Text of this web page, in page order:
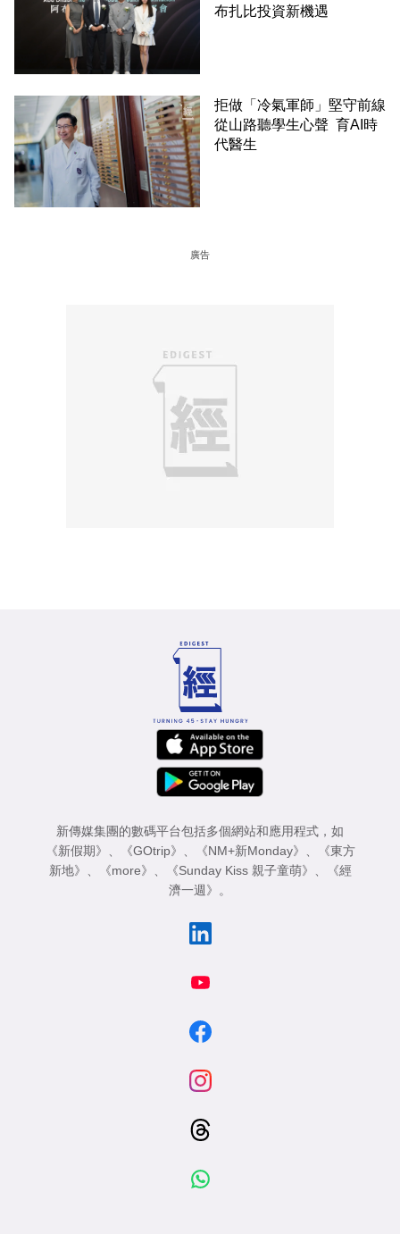
布扎比投資新機遇
拒做「冷氣軍師」堅守前線
從山路聽學生心聲 育AI時
代醫生
廣告
新傳媒集團的數碼平台包括多個網站和應用程式，如
《新假期》
《GOtrip》 《NM+新Monday》
《東方
新地》
《more》 《Sunday Kiss 親子童萌》
《經
濟一週》
。